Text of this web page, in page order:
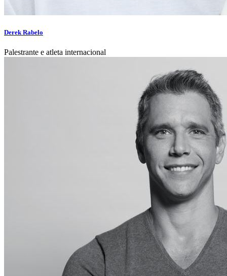
Derek Rabelo
Palestrante e atleta internacional